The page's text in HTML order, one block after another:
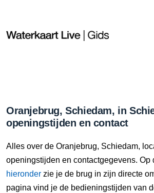
Oranjebrug, Schiedam, in
openingstijden en contact
Alles over de Oranjebrug, Schiedam,
openingstijden en contactgegevens. Op
hieronder zie je de brug in zijn directe
pagina vind je de bedieningstijden van